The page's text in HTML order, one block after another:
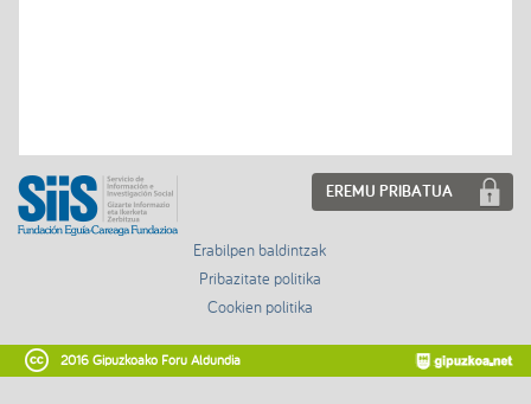
EREMU PRIBATUA
Erabilpen baldintzak
Pribazitate politika
Cookien politika
2016 Gipuzkoako Foru Aldundia